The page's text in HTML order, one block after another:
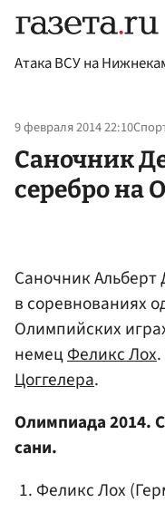
Атака ВСУ на
9 февраля 2014 22:10
Саночник
серебро на
Саночник Альберт
в соревнованиях
Олимпийских
немецФеликс Лох
Цоггелера.
Олимпиада 2014.
сани.
Феликс Лох